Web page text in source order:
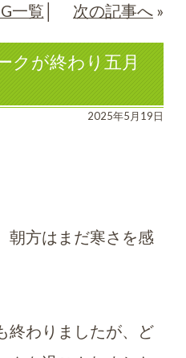
一覧 次の記事へ »
クが終わり五月
2025年5月19日
朝方はまだ寒さを感
終わりましたが、ど